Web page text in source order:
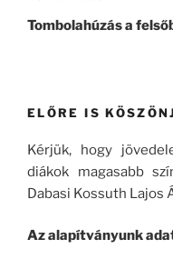
bejegyzés
Tombolahúzás a
ELŐRE IS
Kérjük, hogy
diákok magasabb
Dabasi Kossuth Lajos
Az alapítványunk